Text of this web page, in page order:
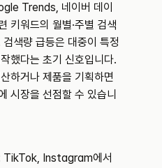
Trends, 네이버 데이
키워드의 월별·주별 검색
색량 급등은 대중이 특정
했다는 초기 신호입니다.
하거나 제품을 기획하면
시장을 선점할 수 있습니
TikTok, Instagram에서